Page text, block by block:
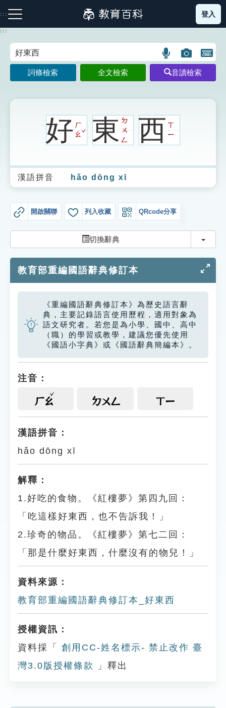
到
主
:::
注音索引圖示 筆畫索引圖示 部首索引表圖示
生字詞彙表
成語故事
索引選單
單字索引
生命大百科索引
遊戲專區
教學應用
貓頭鷹博士
登入
:::
語
言
搜
示
圖
片
搜
開
鍵
圖
詞條檢索 全文檢索 音讀檢索
好ㄏ
ㄠ
ˇ東ㄉ
ㄨ
ㄥ
西ㄒ
ㄧ
漢語拼音 hǎo dōng xī
開啟關聯 列入收藏 QRcode分享
切換辭典 切換
教育部重編國語辭典修訂本
《重編國語辭典修訂本》為歷史語言辭
典，主要記錄語言使用歷程，適用對象為
語文研究者。若您是為小學、國中、高中
（職）的學習或教學，建議您優先使用
《國語小字典》或《國語辭典簡編本》。
注音：
ㄏㄠ ㄉㄨㄥ ㄒㄧ
漢語拼音：
hǎo dōng xī
解釋：
1.好吃的食物。《紅樓夢》第四九回：
「吃這樣好東西，也不告訴我！」
2.珍奇的物品。《紅樓夢》第七二回：
「那是什麼好東西，什麼沒有的物兒！」
資料來源：
教育部重編國語辭典修訂本_好東西
授權資訊：
資料採「
創用CC-姓名標示- 禁止改作 臺
灣3.0版授權條款
」釋出